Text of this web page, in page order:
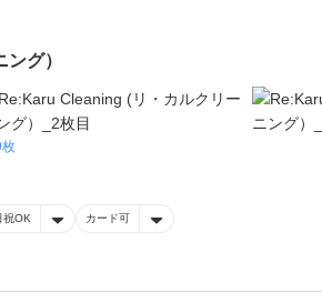
グ）
祝OK カード可